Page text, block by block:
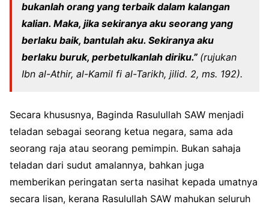
bukanlah orang yang terbaik dalam kalangan
kalian. Maka, jika sekiranya aku seorang yang
berlaku baik, bantulah aku. Sekiranya aku
berlaku buruk, perbetulkanlah diriku.” (rujukan
Ibn al-Athir, al-Kamil fi al-Tarikh, jilid. 2, ms. 192).
Secara khususnya, Baginda Rasulullah SAW menjadi
teladan sebagai seorang ketua negara, sama ada
seorang raja atau seorang pemimpin. Bukan sahaja
teladan dari sudut amalannya, bahkan juga
memberikan peringatan serta nasihat kepada umatnya
secara lisan, kerana Rasulullah SAW mahukan seluruh